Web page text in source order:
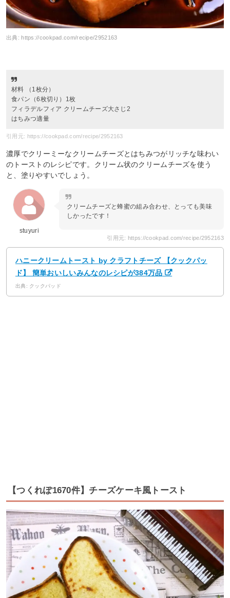
出典:https://cookpad.com/recipe/2952163
材料 （1枚分）
食パン（6枚切り）1枚
フィラデルフィア クリームチーズ大さじ2
はちみつ適量
引用元: https://cookpad.com/recipe/2952163
濃厚でクリーミーなクリームチーズとはちみつがリッチな味わい
のトーストのレシピです。クリーム状のクリームチーズを使う
と、塗りやすいでしょう。
stuyuri
クリームチーズと蜂蜜の組み合わせ、とっても美味
しかったです！
引用元: https://cookpad.com/recipe/2952163
ハニークリームトースト by クラフトチーズ 【クックパッ
ド】 簡単おいしいみんなのレシピが384万品
出典: クックパッド
【つくれぽ1670件】チーズケーキ風トースト